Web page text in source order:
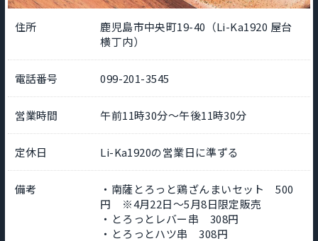
住所
鹿児島市中央町19-40（Li-Ka1920 屋台
横丁内）
電話番号 099-201-3545
営業時間 午前11時30分～午後11時30分
定休日 Li-Ka1920の営業日に準ずる
備考
・南薩とろっと鶏ざんまいセット 500
円 ※4月22日～5月8日限定販売
・とろっとレバー串 308円
・とろっとハツ串 308円